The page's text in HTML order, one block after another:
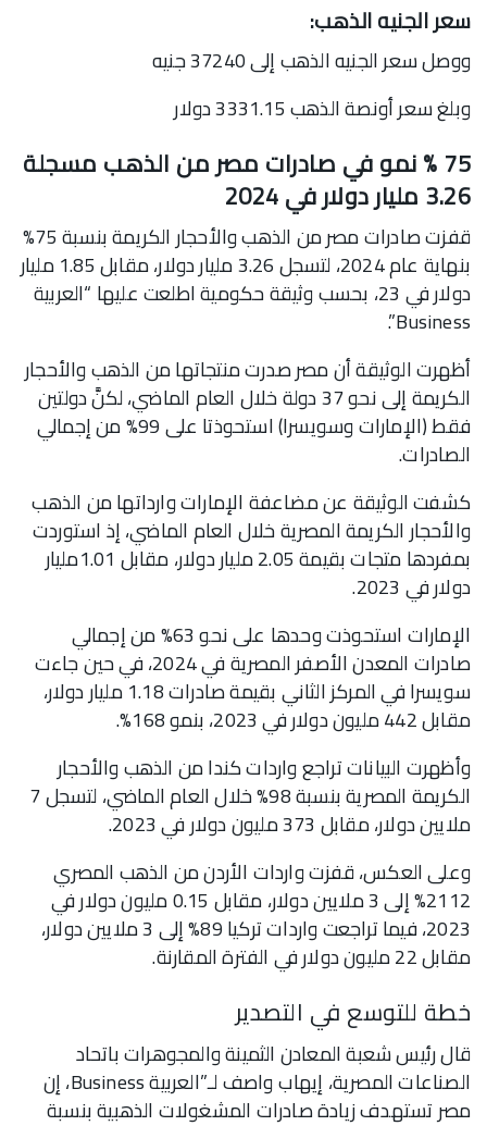
سعر الجنيه الذهب:
ووصل سعر الجنيه الذهب إلى 37240 جنيه
وبلغ سعر أونصة الذهب 3331.15 دولار
75 % نمو في صادرات مصر من الذهب مسجلة
3.26 مليار دولار في 2024
قفزت صادرات مصر من الذهب والأحجار الكريمة بنسبة 75%
بنهاية عام 2024، لتسجل 3.26 مليار دولار، مقابل 1.85 مليار
دولار في 23، بحسب وثيقة حكومية اطلعت عليها “العربية
Business”.
أظهرت الوثيقة أن مصر صدرت منتجاتها من الذهب والأحجار
الكريمة إلى نحو 37 دولة خلال العام الماضي، لكنَّ دولتين
فقط (الإمارات وسويسرا) استحوذتا على 99% من إجمالي
الصادرات.
كشفت الوثيقة عن مضاعفة الإمارات وارداتها من الذهب
والأحجار الكريمة المصرية خلال العام الماضي، إذ استوردت
بمفردها متجات بقيمة 2.05 مليار دولار، مقابل 1.01مليار
دولار في 2023.
الإمارات استحوذت وحدها على نحو 63% من إجمالي
صادرات المعدن الأصفر المصرية في 2024، في حين جاءت
سويسرا في المركز الثاني بقيمة صادرات 1.18 مليار دولار،
مقابل 442 مليون دولار في 2023، بنمو 168%.
وأظهرت البيانات تراجع واردات كندا من الذهب والأحجار
الكريمة المصرية بنسبة 98% خلال العام الماضي، لتسجل 7
ملايين دولار، مقابل 373 مليون دولار في 2023.
وعلى العكس، قفزت واردات الأردن من الذهب المصري
2112% إلى 3 ملايين دولار، مقابل 0.15 مليون دولار في
2023، فيما تراجعت واردات تركيا 89% إلى 3 ملايين دولار،
مقابل 22 مليون دولار في الفترة المقارنة.
خطة للتوسع في التصدير
قال رئيس شعبة المعادن الثمينة والمجوهرات باتحاد
الصناعات المصرية، إيهاب واصف لـ”العربية Business، إن
مصر تستهدف زيادة صادرات المشغولات الذهبية بنسبة